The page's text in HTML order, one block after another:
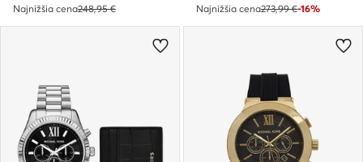
Najnižšia cena248,95 €
Najnižšia cena273,99 €-16%